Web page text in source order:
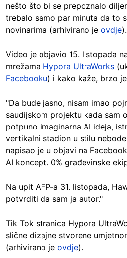
nešto što bi se prepoznalo
trebalo samo par minuta da to
novinarima (arhivirano je ovdje).
Video je objavio 15. listopada
mrežama Hypora UltraWorks
Facebooku) i kako kaže, brzo
"Da bude jasno, nisam imao
saudijskom projektu kada sam
potpuno imaginarna AI ideja,
vertikalni stadion u stilu
napisao je u objavi na
AI koncept. 0% građevinske
Na upit AFP-a 31. listopada,
potvrditi da sam ja autor."
Tik Tok stranica Hypora
slične dizajne stvorene
(arhivirano je ovdje).